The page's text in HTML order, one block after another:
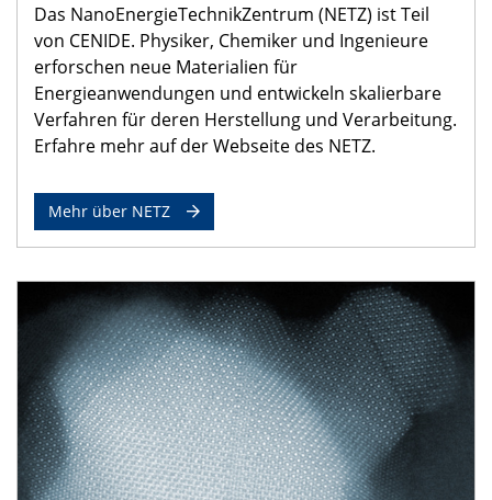
Das NanoEnergieTechnikZentrum (NETZ) ist Teil
von CENIDE. Physiker, Chemiker und Ingenieure
erforschen neue Materialien für
Energieanwendungen und entwickeln skalierbare
Verfahren für deren Herstellung und Verarbeitung.
Erfahre mehr auf der Webseite des NETZ.
Mehr über NETZ